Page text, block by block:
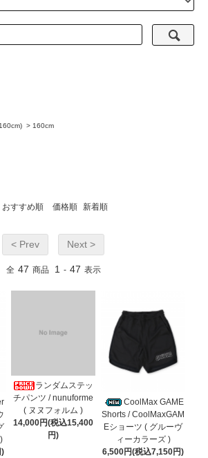
> 160cm
おすすめ順 価格順 新着順
< Prev Next >
全 47 商品 1 - 47 表示
ランダムステッ
チパンツ / nunuforme
( ヌヌフォルム )
14,000円(税込15,400
円)
CoolMax GAME
Shorts / CoolMaxGAM
Eショーツ ( グルーヴ
ィーカラーズ )
6,500円(税込7,150円)